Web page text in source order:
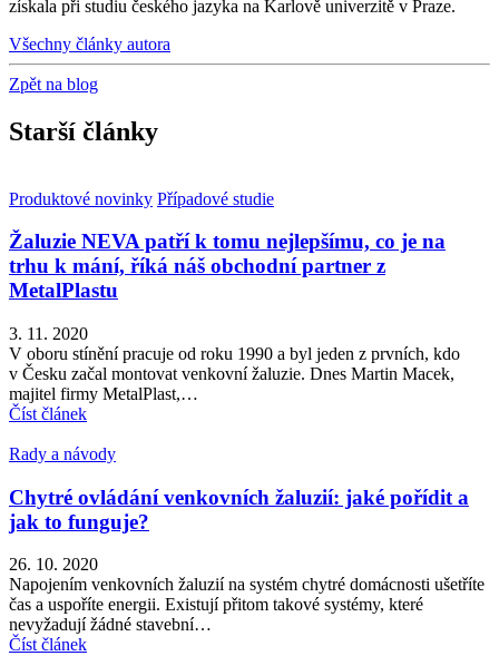
získala při studiu českého jazyka na Karlově univerzitě v Praze.
Všechny články autora
Zpět na blog
Starší články
Produktové novinky Případové studie
Žaluzie NEVA patří k tomu nejlepšímu, co je na
trhu k mání, říká náš obchodní partner z
MetalPlastu
3. 11. 2020
V oboru stínění pracuje od roku 1990 a byl jeden z prvních, kdo
v Česku začal montovat venkovní žaluzie. Dnes Martin Macek,
majitel firmy MetalPlast,…
Číst článek
Rady a návody
Chytré ovládání venkovních žaluzií: jaké pořídit a
jak to funguje?
26. 10. 2020
Napojením venkovních žaluzií na systém chytré domácnosti ušetříte
čas a uspoříte energii. Existují přitom takové systémy, které
nevyžadují žádné stavební…
Číst článek